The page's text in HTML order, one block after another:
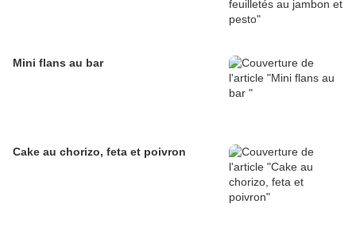
Mini flans au bar
Cake au chorizo, feta et poivron